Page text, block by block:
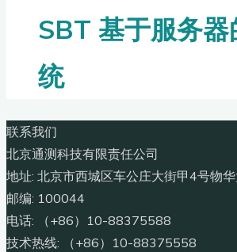
SBT 基于服务器
统
联系我们
北京通测科技有限责任公司
地址: 北京市西城区车公庄大街甲4号物
邮编: 100044
电话: （+86）10-88375588
技术热线: （+86）10-88375558